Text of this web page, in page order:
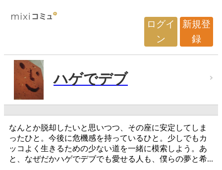
ログイ
ン
新規登
録
ハゲでデブ
なんとか脱却したいと思いつつ、その座に安定してしま
ったひと。今後に危機感を持っているひと。少しでもカ
ッコよく生きるための少ない道を一緒に模索しよう。あ
と、なぜだかハゲでデブでも愛せる人も、僕らの夢と希...